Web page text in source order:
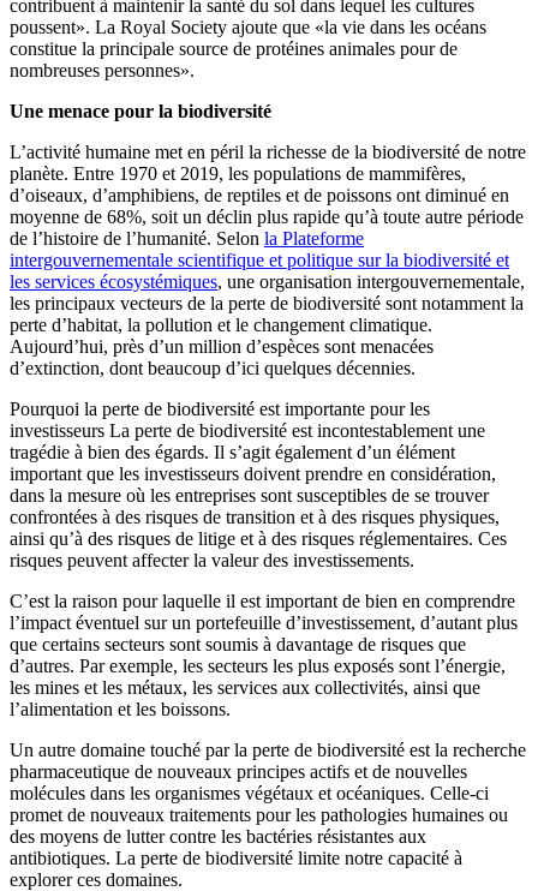
contribuent à maintenir la santé du sol dans lequel les cultures
poussent». La Royal Society ajoute que «la vie dans les océans
constitue la principale source de protéines animales pour de
nombreuses personnes».
Une menace pour la biodiversité
L’activité humaine met en péril la richesse de la biodiversité de notre
planète. Entre 1970 et 2019, les populations de mammifères,
d’oiseaux, d’amphibiens, de reptiles et de poissons ont diminué en
moyenne de 68%, soit un déclin plus rapide qu’à toute autre période
de l’histoire de l’humanité. Selon la Plateforme
intergouvernementale scientifique et politique sur la biodiversité et
les services écosystémiques, une organisation intergouvernementale,
les principaux vecteurs de la perte de biodiversité sont notamment la
perte d’habitat, la pollution et le changement climatique.
Aujourd’hui, près d’un million d’espèces sont menacées
d’extinction, dont beaucoup d’ici quelques décennies.
Pourquoi la perte de biodiversité est importante pour les
investisseurs La perte de biodiversité est incontestablement une
tragédie à bien des égards. Il s’agit également d’un élément
important que les investisseurs doivent prendre en considération,
dans la mesure où les entreprises sont susceptibles de se trouver
confrontées à des risques de transition et à des risques physiques,
ainsi qu’à des risques de litige et à des risques réglementaires. Ces
risques peuvent affecter la valeur des investissements.
C’est la raison pour laquelle il est important de bien en comprendre
l’impact éventuel sur un portefeuille d’investissement, d’autant plus
que certains secteurs sont soumis à davantage de risques que
d’autres. Par exemple, les secteurs les plus exposés sont l’énergie,
les mines et les métaux, les services aux collectivités, ainsi que
l’alimentation et les boissons.
Un autre domaine touché par la perte de biodiversité est la recherche
pharmaceutique de nouveaux principes actifs et de nouvelles
molécules dans les organismes végétaux et océaniques. Celle-ci
promet de nouveaux traitements pour les pathologies humaines ou
des moyens de lutter contre les bactéries résistantes aux
antibiotiques. La perte de biodiversité limite notre capacité à
explorer ces domaines.